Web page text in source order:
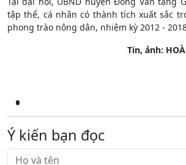
tập thể, cá nhân có thành tích xuất sắc
phong trào nông dân, nhiệm kỳ 2012 -
Tin, ảnh:
Ý kiến bạn đọc